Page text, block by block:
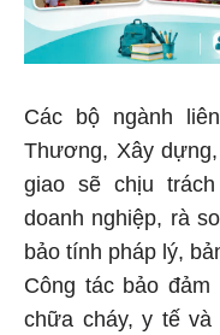
Các bộ ngành
Thương, Xây
giao sẽ chịu
doanh nghiệp, rà
bảo tính pháp lý,
Công tác bảo
chữa cháy, y tế